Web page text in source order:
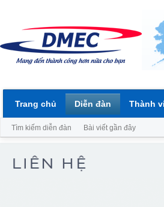
Trang chủ Diễn đàn
Tìm kiếm diễn đàn Bài viết gần đây
Thành